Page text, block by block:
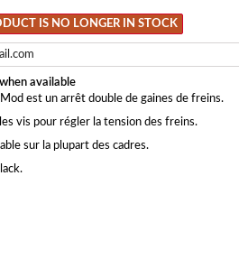
IS NO LONGER IN STOCK
available
est un arrêt double de gaines de freins.
vis pour régler la tension des freins.
sur la plupart des cadres.